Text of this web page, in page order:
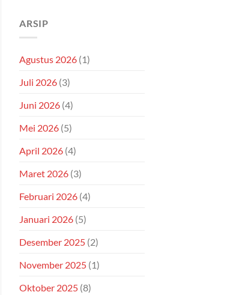
ARSIP
Agustus 2026 (1)
Juli 2026 (3)
Juni 2026 (4)
Mei 2026 (5)
April 2026 (4)
Maret 2026 (3)
Februari 2026 (4)
Januari 2026 (5)
Desember 2025 (2)
November 2025 (1)
Oktober 2025 (8)